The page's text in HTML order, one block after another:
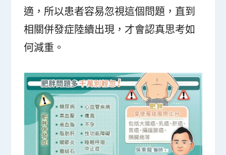
適，所以患者容易忽視這個問題，直到
相關併發症陸續出現，才會認真思考如
何減重。